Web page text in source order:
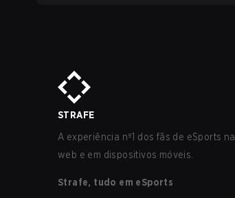
STRAFE
A experiência nº1 dos fãs de eSports na
web e em dispositivos móveis.
Strafe, tudo em eSports